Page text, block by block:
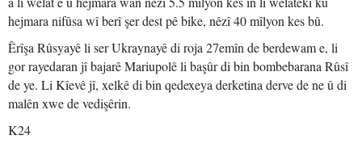
hejmara nifûsa wî berî şer dest pê bike, nêzî 40 mîlyon kes bû.
Êrîşa Rûsyayê li ser Ukraynayê di roja 27emîn de berdewam e, li
gor rayedaran jî bajarê Mariupolê li başûr di bin bombebarana Rûsî
de ye. Li Kîevê jî, xelkê di bin qedexeya derketina derve de ne û di
malên xwe de vedişêrin.
K24